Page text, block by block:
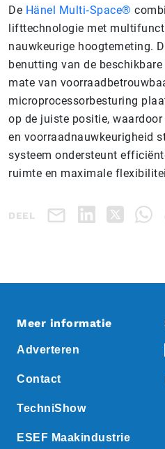
De Hänel Multi‑Space®
lifttechnologie met
nauwkeurige hoogtemeting.
benutting van de
mate van
microprocessorbesturing
op de juiste positie,
en voorraadnauwkeurigheid
systeem ondersteunt
ruimte en maximale
DEEL
Meer informatie
Adverteren
Contact
TechniShow
ESEF Maakindustrie